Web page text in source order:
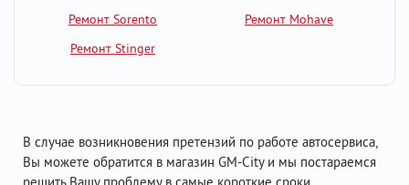
Ремонт Sorento
Ремонт Mohave
Ремонт Stinger
В случае возникновения претензий по работе автосервиса,
Вы можете обратится в магазин GM-City и мы постараемся